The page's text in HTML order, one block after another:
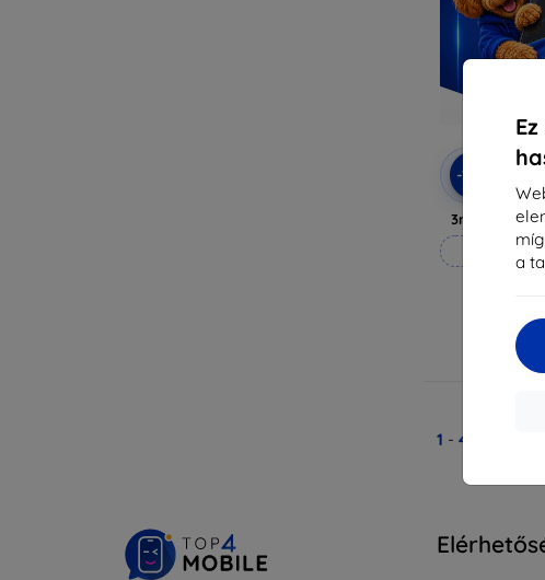
a
-10%
3mk Anti-
5
Raktáron
1 - 4